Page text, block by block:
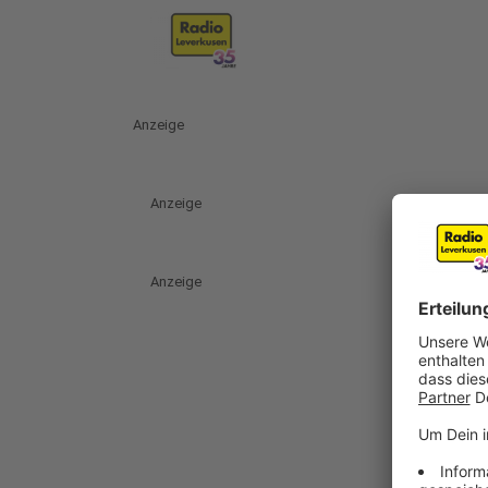
Anzeige
Anzeige
Anzeige